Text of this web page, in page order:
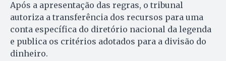
Após a apresentação das regras, o tribunal
autoriza a transferência dos recursos para uma
conta específica do diretório nacional da legenda
e publica os critérios adotados para a divisão do
dinheiro.